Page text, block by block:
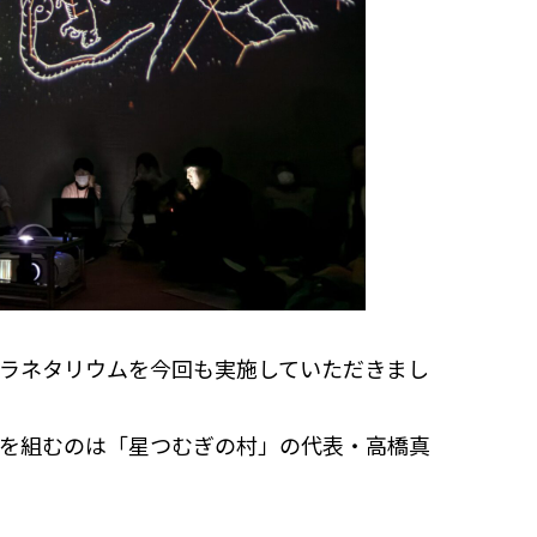
ネタリウムを今回も実施していただきまし
組むのは「星つむぎの村」の代表・高橋真